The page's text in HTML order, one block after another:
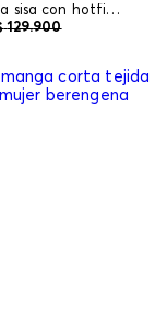
Blusa manga sisa con hotfix para mujer
129.900